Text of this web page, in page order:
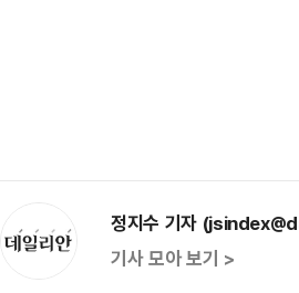
정지수 기자
기사 모아 보기 >